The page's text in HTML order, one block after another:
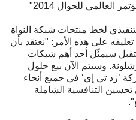
من جميع أنحاء العالم لحضور "المؤتمر العالمي للجوال 2014"
لخط منتجات شبكة النواة
على هذه الأمر: "نعتقد بأن
سيمثّل أحد أهم شبكات
وسيتم الآن بيع حلول
’زد تي إي‘ في جميع أنحاء
التنافسية الشاملة